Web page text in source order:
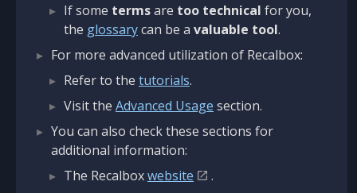
If some termsare too technical for you,
the glossarycan be a valuable tool.
For more advanced utilization of Recalbox:
Refer to the tutorials.
Visit the Advanced Usage section.
You can also check these sections for
additional information:
The Recalboxwebsite
.